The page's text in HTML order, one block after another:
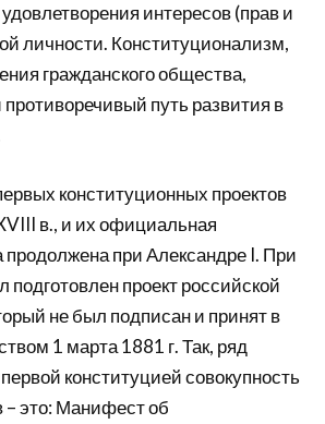
интересов (прав и
личности. Конституционализм,
гражданского общества,
путь развития в
конституционных проектов
в., и их официальная
продолжена при Александре I. При
проект российской
не был подписан и принят в
1 марта 1881 г. Так, ряд
конституцией совокупность
– это: Манифест об